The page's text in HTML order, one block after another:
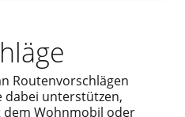
Routenvorschlägen
dabei unterstützen,
Wohnmobil oder